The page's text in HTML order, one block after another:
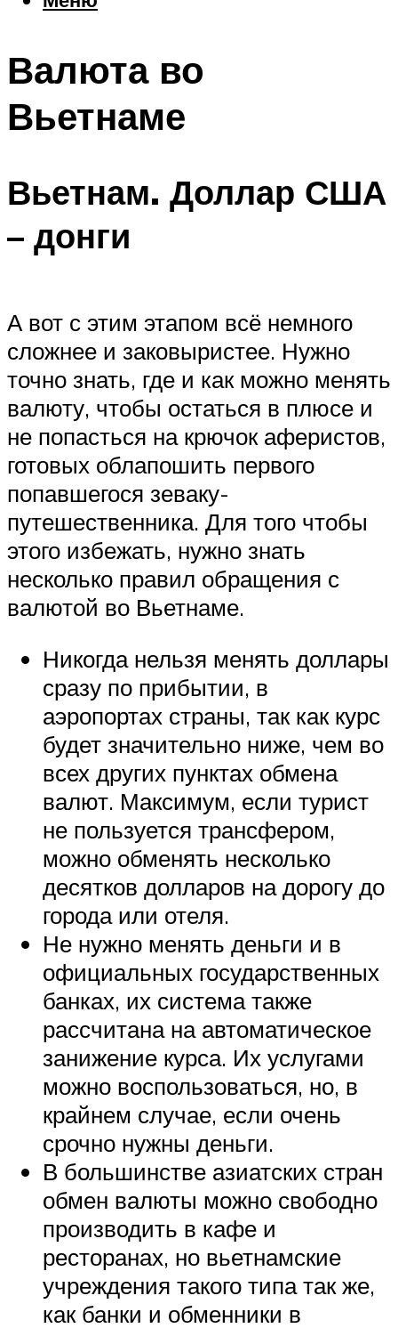
Шоппинг
Валюта во
Вьетнаме
Вьетнам. Доллар США
– донги
А вот с этим этапом всё немного
сложнее и заковыристее. Нужно
точно знать, где и как можно менять
валюту, чтобы остаться в плюсе и
не попасться на крючок аферистов,
готовых облапошить первого
попавшегося зеваку-
путешественника. Для того чтобы
этого избежать, нужно знать
несколько правил обращения с
валютой во Вьетнаме.
Никогда нельзя менять доллары
сразу по прибытии, в
аэропортах страны, так как курс
будет значительно ниже, чем во
всех других пунктах обмена
валют. Максимум, если турист
не пользуется трансфером,
можно обменять несколько
десятков долларов на дорогу до
города или отеля.
Не нужно менять деньги и в
официальных государственных
банках, их система также
рассчитана на автоматическое
занижение курса. Их услугами
можно воспользоваться, но, в
крайнем случае, если очень
срочно нужны деньги.
В большинстве азиатских стран
обмен валюты можно свободно
производить в кафе и
ресторанах, но вьетнамские
учреждения такого типа так же,
как банки и обменники в